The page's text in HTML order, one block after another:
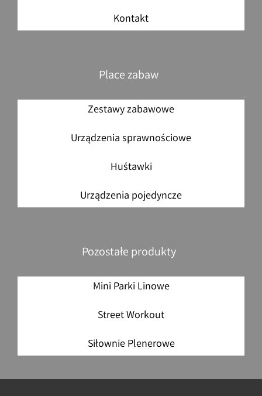
Kontakt
Place zabaw
Zestawy zabawowe
Urządzenia sprawnościowe
Huśtawki
Urządzenia pojedyncze
Pozostałe produkty
Mini Parki Linowe
Street Workout
Siłownie Plenerowe